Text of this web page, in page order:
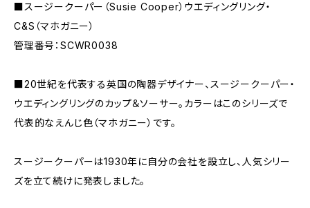
■スージークーパー（Susie Cooper）ウエディングリング・
C&S（マホガニー）
管理番号：SCWR0038
■20世紀を代表する英国の陶器デザイナー、スージークーパー・
ウエディングリングのカップ＆ソーサー。カラーはこのシリーズで
代表的なえんじ色（マホガニー）です。
スージークーパーは1930年に自分の会社を設立し、人気シリー
ズを立て続けに発表しました。